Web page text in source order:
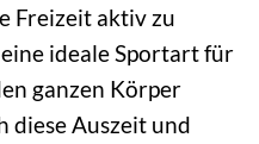
Freizeit aktiv zu
ideale Sportart für
ganzen Körper
diese Auszeit und